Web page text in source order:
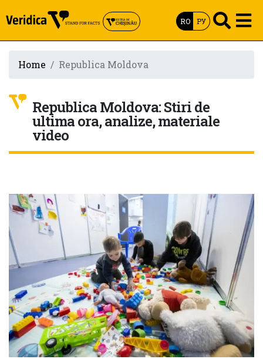
RO РУ
Home Republica Moldova
Republica Moldova: Stiri de
ultima ora, analize, materiale
video